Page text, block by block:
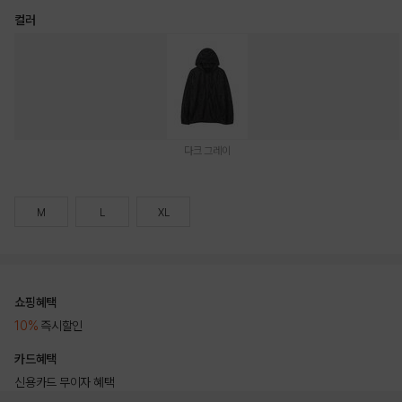
컬러
다크 그레이
M L XL
쇼핑혜택
10% 즉시할인
카드혜택
신용카드 무이자 혜택